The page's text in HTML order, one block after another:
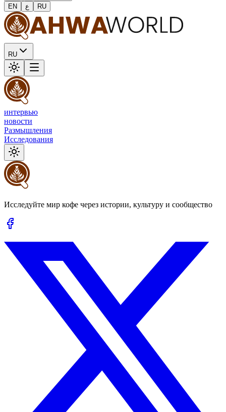
EN
ع RU
RU
интервью
новости
Размышления
Исследования
Исследуйте мир кофе через истории, культуру и сообщество